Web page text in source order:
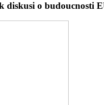
diskusi o budoucnosti